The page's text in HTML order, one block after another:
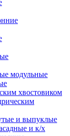
модульные
хвостовиком
и выпуклые
и к/х